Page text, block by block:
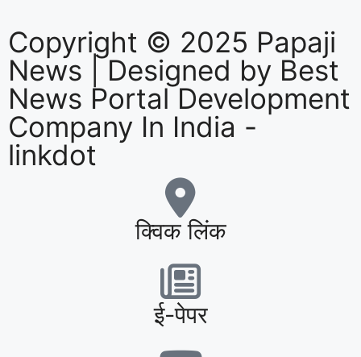
Copyright © 2025 Papaji
News | Designed by Best
News Portal Development
Company In India -
linkdot
क्विक लिंक
ई-पेपर